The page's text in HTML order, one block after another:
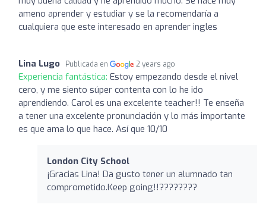
ameno aprender y estudiar y se la recomendaría a
cualquiera que este interesado en aprender ingles
Lina Lugo Publicada en 2 years ago
Experiencia fantástica: Estoy empezando desde el nivel
cero, y me siento súper contenta con lo he ido
aprendiendo. Carol es una excelente teacher!! Te enseña
a tener una excelente pronunciación y lo más importante
es que ama lo que hace. Así que 10/10
London City School
¡Gracias Lina! Da gusto tener un alumnado tan
comprometido.Keep going!!????????